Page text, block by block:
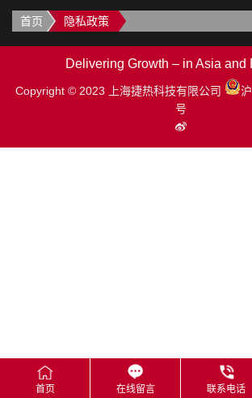
首页 隐私政策
Delivering Growth – in Asia and
Copyright © 2023 上海捷热科技有限公司
号
首页 在线留言 联系电话